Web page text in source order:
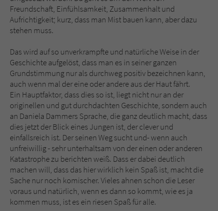
Freundschaft, Einfühlsamkeit, Zusammenhalt und
Aufrichtigkeit; kurz, dass man Mist bauen kann, aber dazu
stehen muss.
Das wird auf so unverkrampfte und natürliche Weise in der
Geschichte aufgelöst, dass man es in seiner ganzen
Grundstimmung nur als durchweg positiv bezeichnen kann,
auch wenn mal der eine oder andere aus der Haut fährt.
Ein Hauptfaktor, dass dies so ist, liegt nicht nur an der
originellen und gut durchdachten Geschichte, sondern auch
an Daniela Dammers Sprache, die ganz deutlich macht, dass
dies jetzt der Blick eines Jungen ist, der clever und
einfallsreich ist. Der seinen Weg sucht und- wenn auch
unfreiwillig - sehr unterhaltsam von der einen oder anderen
Katastrophe zu berichten weiß. Dass er dabei deutlich
machen will, dass das hier wirklich kein Spaß ist, macht die
Sache nur noch komischer. Vieles ahnen schon die Leser
voraus und natürlich, wenn es dann so kommt, wie es ja
kommen muss, ist es ein riesen Spaß für alle.